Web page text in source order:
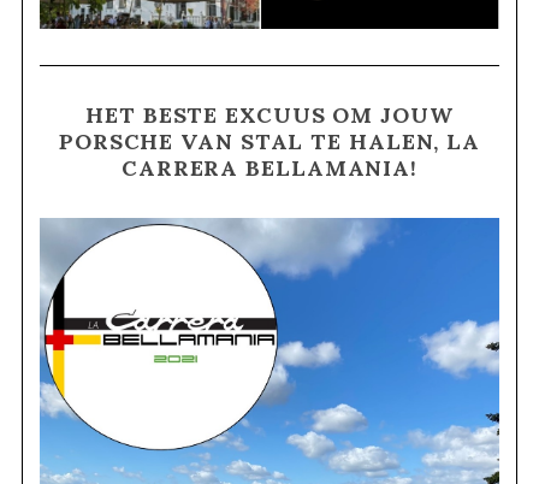
HET BESTE EXCUUS OM JOUW
PORSCHE VAN STAL TE HALEN, LA
CARRERA BELLAMANIA!